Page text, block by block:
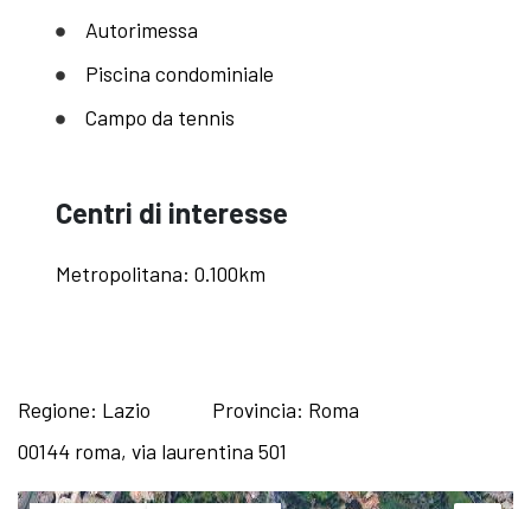
Autorimessa
Piscina condominiale
Campo da tennis
Centri di interesse
Metropolitana: 0.100km
Regione: Lazio
Provincia: Roma
00144 roma, via laurentina 501